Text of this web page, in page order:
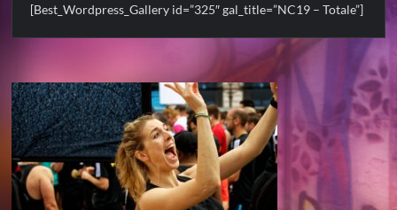
[Best_Wordpress_Gallery id=”325″ gal_title=”NC19 – Totale”]